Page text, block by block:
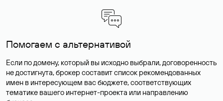
Помогаем с альтернативой
Если по домену, который вы исходно выбрали, договоренность
не достигнута, брокер составит список рекомендованных
имен в интересующем вас бюджете, соответствующих
тематике вашего интернет-проекта или направлению